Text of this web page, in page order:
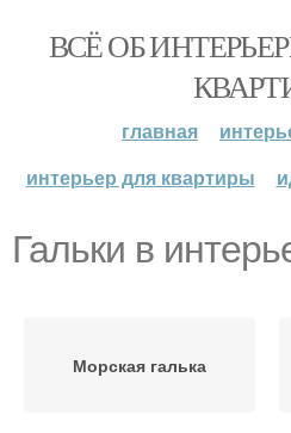
ВСЁ ОБ
главная
интерьер для квартиры
Гальки в
Морская галька